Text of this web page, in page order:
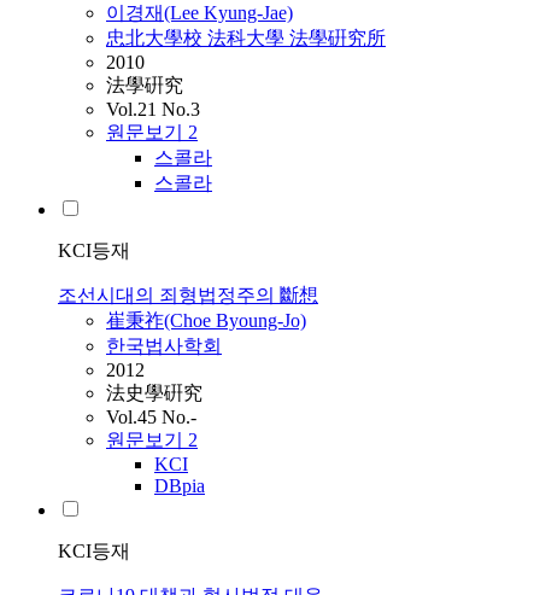
이경재(Lee Kyung-Jae)
忠北大學校 法科大學 法學硏究所
2010
法學硏究
Vol.21 No.3
원문보기 2
스콜라
스콜라
KCI등재
조선시대의 죄형법정주의 斷想
崔秉祚(Choe Byoung-Jo)
한국법사학회
2012
法史學硏究
Vol.45 No.-
원문보기 2
KCI
DBpia
KCI등재